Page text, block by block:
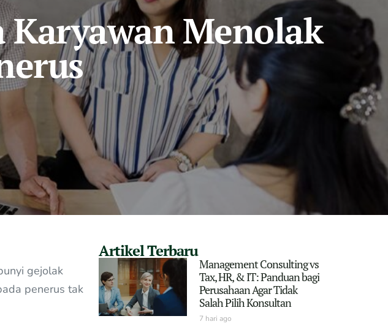
Karyawan Menolak
gejolak
penerus tak
Artikel Terbaru
Management Consulting vs
Tax, HR, & IT: Panduan bagi
Perusahaan Agar Tidak
Salah Pilih Konsultan
7 hari ago